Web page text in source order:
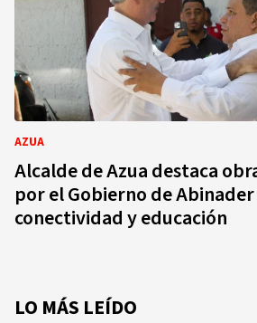
AZUA
Alcalde de Azua destaca
por el Gobierno de
conectividad y educación
LO MÁS LEÍDO